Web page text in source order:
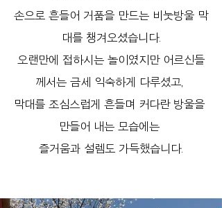
손으로 흔들어 거품을 만드는 비눗방울 막
대를 챙겨오셨습니다.
오랜만에 접하시는 놀이였지만 어르신들
께서는 금세 익숙하게 다루셨고,
막대를 조심스럽게 흔들며 커다란 방울을
만들어 내는 모습에는
즐거움과 설렘도 가득했습니다.